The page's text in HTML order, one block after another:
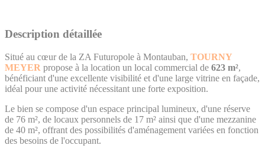
Description détaillée
Situé au cœur de la ZA Futuropole à Montauban, TOURNY
MEYER propose à la location un local commercial de 623 m²,
bénéficiant d'une excellente visibilité et d'une large vitrine en façade,
idéal pour une activité nécessitant une forte exposition.
Le bien se compose d'un espace principal lumineux, d'une réserve
de 76 m², de locaux personnels de 17 m² ainsi que d'une mezzanine
de 40 m², offrant des possibilités d'aménagement variées en fonction
des besoins de l'occupant.